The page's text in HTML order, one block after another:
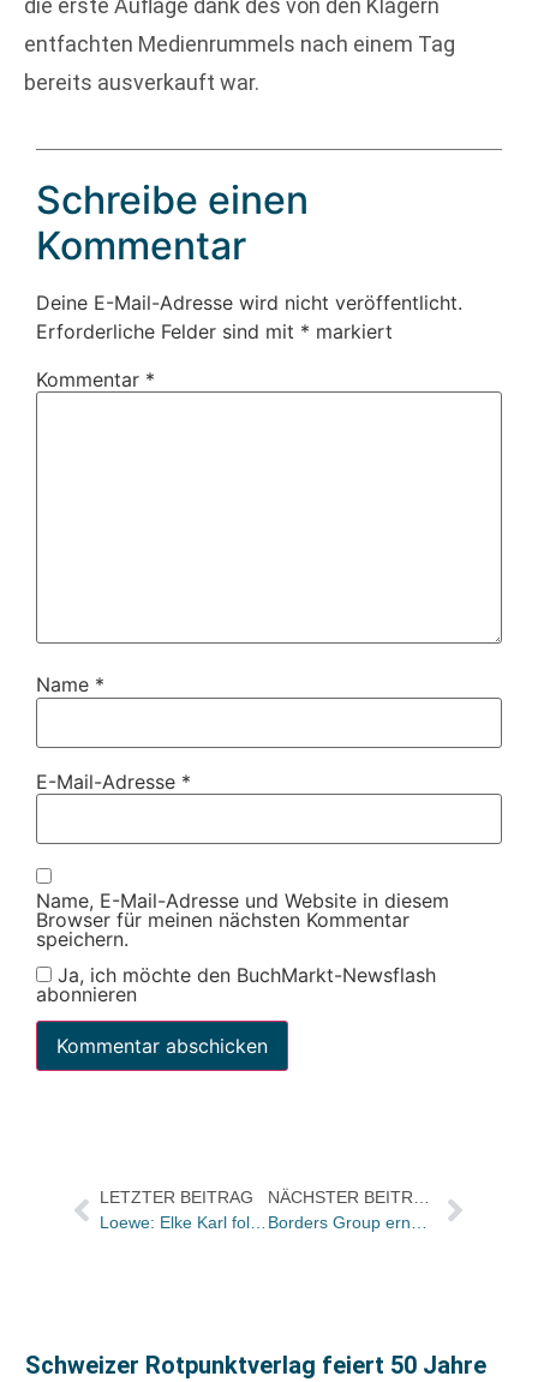
entfachten Medienrummels nach einem Tag
bereits ausverkauft war.
Schreibe einen
Kommentar
Deine E-Mail-Adresse wird nicht veröffentlicht.
Erforderliche Felder sind mit * markiert
Kommentar *
Name *
E-Mail-Adresse *
Name, E-Mail-Adresse und Website in diesem
Browser für meinen nächsten Kommentar
speichern.
Ja, ich möchte den BuchMarkt-Newsflash
abonnieren
LETZTER BEITRAG
Loewe: Elke Karl folgt auf Barbara Widmann
Schweizer Rotpunktverlag feiert 50 Jahre